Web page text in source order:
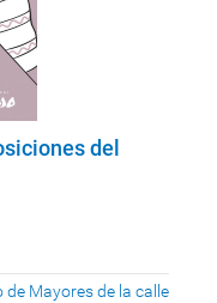
del
Mayores de la calle